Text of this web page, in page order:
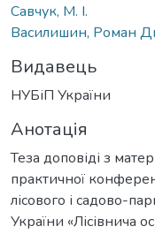
Савчук, М. І.
Василишин, Роман
Видавець
НУБіП України
Анотація
Теза доповіді з
практичної
лісового і садово-
України «Лісівнича